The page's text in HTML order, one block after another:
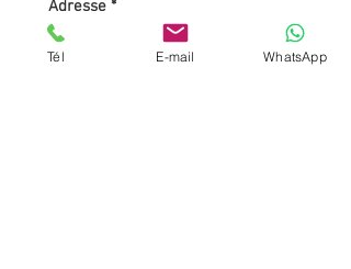
Adresse *
Tél E-mail WhatsApp